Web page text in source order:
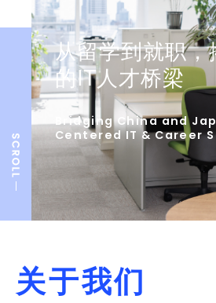
从留学到就职
的IT人才桥梁
Bridging China and
Centered IT & Career
关于我们